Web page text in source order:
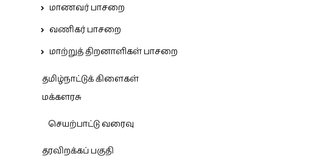
மாணவர் பாசறை
வணிகர் பாசறை
மாற்றுத் திறனாளிகள் பாசறை
தமிழ்நாட்டுக் கிளைகள்
மக்களரசு
செயற்பாட்டு வரைவு
தரவிறக்கப் பகுதி